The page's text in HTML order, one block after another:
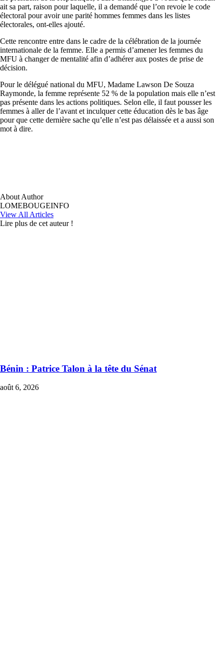
ait sa part, raison pour laquelle, il a demandé que l’on revoie le code
électoral pour avoir une parité hommes femmes dans les listes
électorales, ont-elles ajouté.
Cette rencontre entre dans le cadre de la célébration de la journée
internationale de la femme. Elle a permis d’amener les femmes du
MFU à changer de mentalité afin d’adhérer aux postes de prise de
décision.
Pour le délégué national du MFU, Madame Lawson De Souza
Raymonde, la femme représente 52 % de la population mais elle n’est
pas présente dans les actions politiques. Selon elle, il faut pousser les
femmes à aller de l’avant et inculquer cette éducation dès le bas âge
pour que cette dernière sache qu’elle n’est pas délaissée et a aussi son
mot à dire.
About Author
LOMEBOUGEINFO
View All Articles
Lire plus de cet auteur !
Bénin : Patrice Talon à la tête du Sénat
août 6, 2026